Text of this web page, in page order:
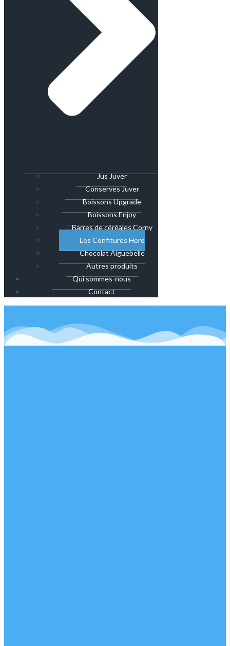
Jus Juver
Conserves Juver
Boissons Upgrade
Boissons Enjoy
Barres de céréales Corny
Les Confitures Hero
Chocolat Aiguebelle
Autres produits
Qui sommes-nous
Contact